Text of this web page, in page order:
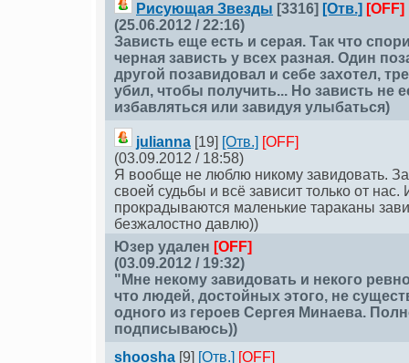
Рисующая Звезды [3316] [Отв.] [OFF]
(25.06.2012 / 22:16)
Зависть еще есть и серая. Так что
черная зависть у всех разная. Один
другой позавидовал и себе захотел,
убил, чтобы получить... Но зависть не
избавляться или завидуя улыбаться)
julianna [19] [Отв.] [OFF]
(03.09.2012 / 18:58)
Я вообще не люблю никому завидовать.
своей судьбы и всё зависит только от нас.
прокрадываются маленькие тараканы
безжалостно давлю))
Юзер удален [OFF]
(03.09.2012 / 19:32)
"Мне некому завидовать и некого
что людей, достойных этого, не
одного из героев Сергея Минаева.
подписываюсь))
shoosha [9] [Отв.] [OFF]